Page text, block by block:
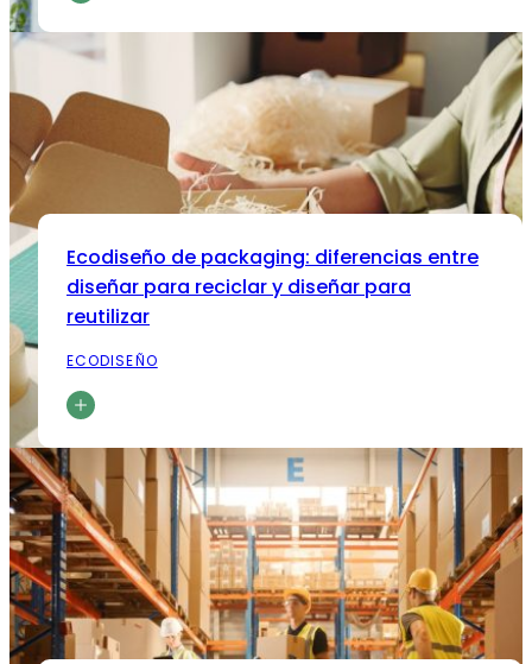
Ecodiseño de packaging: diferencias entre
diseñar para reciclar y diseñar para
reutilizar
ECODISEÑO